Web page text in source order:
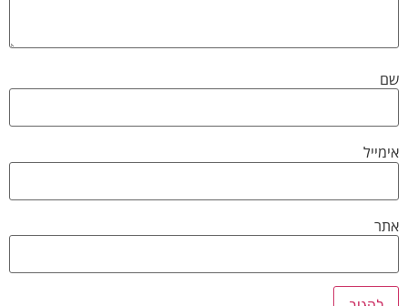
שם
אימייל
אתר